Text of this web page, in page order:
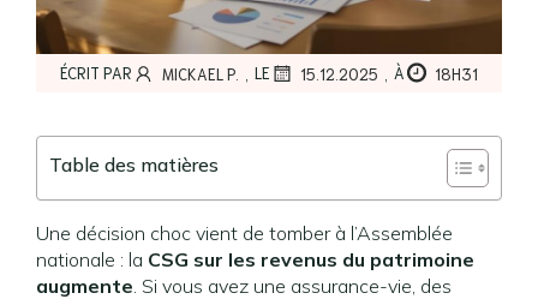
ÉCRIT PAR MICKAEL P. , LE 15.12.2025 , À 18H31
Table des matières
Une décision choc vient de tomber à l’Assemblée
nationale : la CSG sur les revenus du patrimoine
augmente. Si vous avez une assurance-vie, des